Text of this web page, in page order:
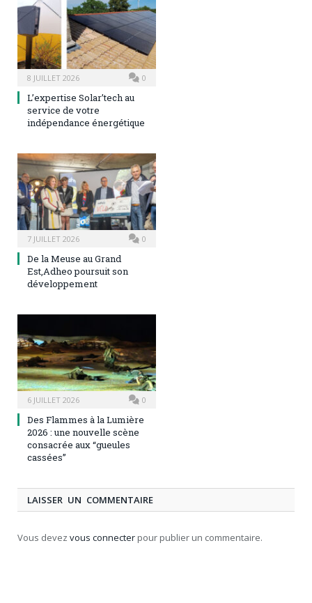
8 JUILLET 2026 0
L’expertise Solar’tech au
service de votre
indépendance énergétique
7 JUILLET 2026 0
De la Meuse au Grand
Est,Adheo poursuit son
développement
6 JUILLET 2026 0
Des Flammes à la Lumière
2026 : une nouvelle scène
consacrée aux “gueules
cassées”
LAISSER UN COMMENTAIRE
Vous devez vous connecter pour publier un commentaire.